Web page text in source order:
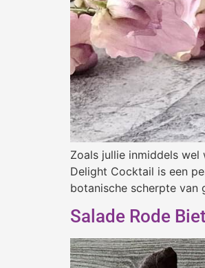
Zoals jullie inmiddels wel
Delight Cocktail is een
botanische scherpte
Salade Rode